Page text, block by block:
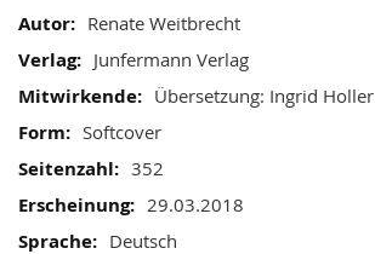
InformationenRenate Weitbrecht
Junfermann Verlag
Übersetzung: Ingrid Holler
Softcover
352
29.03.2018
Deutsch